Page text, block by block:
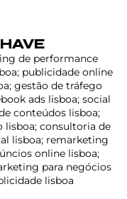
de performance
publicidade online
gestão de tráfego
ads lisboa; social
conteúdos lisboa;
lisboa; consultoria de
lisboa; remarketing
online lisboa;
para negócios
lisboa